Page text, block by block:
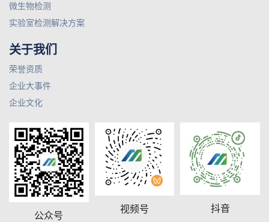
微生物检测
实验室检测解决方案
关于我们
荣誉资质
企业大事件
企业文化
公众号
视频号 抖音